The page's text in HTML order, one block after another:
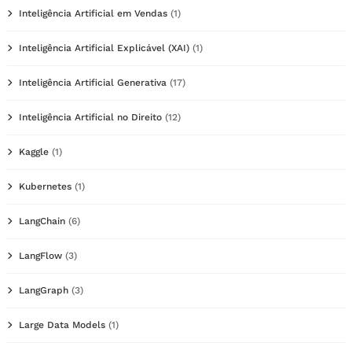
Inteligência Artificial em Vendas (1)
Inteligência Artificial Explicável (XAI) (1)
Inteligência Artificial Generativa (17)
Inteligência Artificial no Direito (12)
Kaggle (1)
Kubernetes (1)
LangChain (6)
LangFlow (3)
LangGraph (3)
Large Data Models (1)